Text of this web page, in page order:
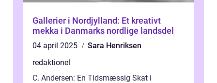
Gallerier i Nordjylland: Et kreativt
mekka i Danmarks nordlige landsdel
04 april 2025
Sara Henriksen
redaktionel
C. Andersen: En Tidsmæssig Skat i